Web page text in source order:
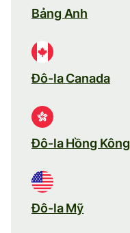
Bảng Anh
Đô-la Canada
Đô-la Hồng Kông
Đô-la Mỹ